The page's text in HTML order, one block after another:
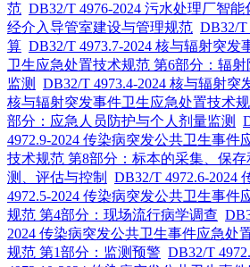
范 DB32/T 4976-2024 污水处理厂智
经介入导管室建设与管理规范 DB32/
算 DB32/T 4973.7-2024 核与辐射突
卫生应急处置技术规范 第6部分：辐
监测
DB32/T 4973.4-2024 核与辐射
核与辐射突发事件卫生应急处置技术
部分：应急人员防护与个人剂量监测
4972.9-2024 传染病突发公共卫生事
技术规范 第8部分：标本的采集、保存
测、评估与控制
DB32/T 4972.6-
4972.5-2024 传染病突发公共卫生事
规范 第4部分：现场流行病学调查
2024 传染病突发公共卫生事件应急处
规范 第1部分：监测预警 DB32/T